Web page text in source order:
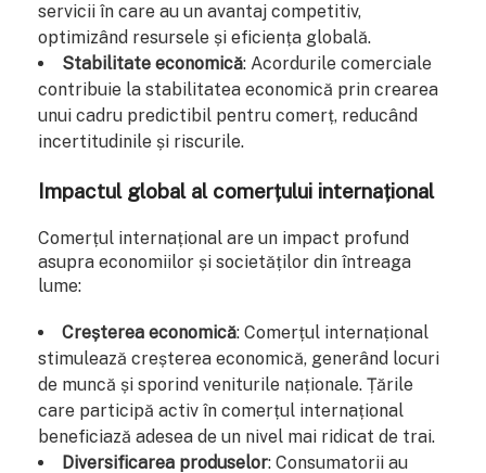
servicii în care au un avantaj competitiv,
optimizând resursele și eficiența globală.
Stabilitate economică: Acordurile comerciale
contribuie la stabilitatea economică prin crearea
unui cadru predictibil pentru comerț, reducând
incertitudinile și riscurile.
Impactul global al comerțului internațional
Comerțul internațional are un impact profund
asupra economiilor și societăților din întreaga
lume:
Creșterea economică: Comerțul internațional
stimulează creșterea economică, generând locuri
de muncă și sporind veniturile naționale. Țările
care participă activ în comerțul internațional
beneficiază adesea de un nivel mai ridicat de trai.
Diversificarea produselor: Consumatorii au